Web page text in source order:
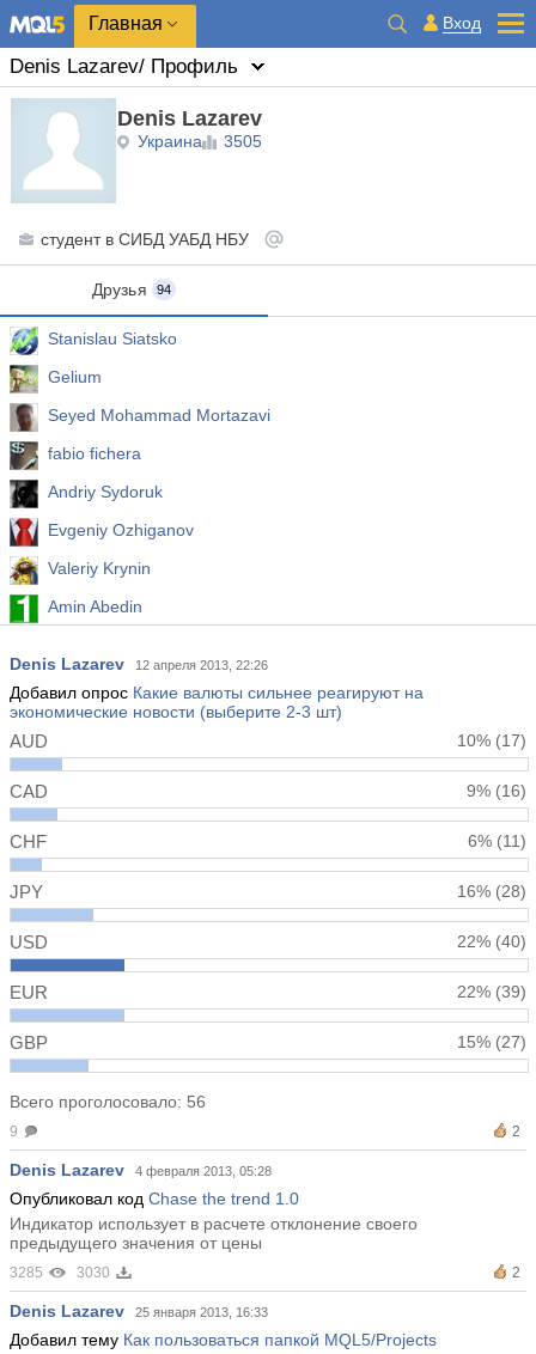
Главная Вход
Denis Lazarev/ Профиль
Denis Lazarev
Украина 3505
студент в СИБД УАБД НБУ
Друзья 94
Stanislau Siatsko
Gelium
Seyed Mohammad Mortazavi
fabio fichera
Andriy Sydoruk
Evgeniy Ozhiganov
Valeriy Krynin
Amin Abedin
Besarion Turmanauli
Denis Lazarev 12 апреля 2013, 22:26
Добавил опрос Какие валюты сильнее реагируют на
экономические новости (выберите 2-3 шт)
AUD 10% (17)
CAD 9% (16)
CHF 6% (11)
JPY 16% (28)
USD 22% (40)
EUR 22% (39)
GBP 15% (27)
Всего проголосовало: 56
2
9
Denis Lazarev 4 февраля 2013, 05:28
Опубликовал код Chase the trend 1.0
Индикатор использует в расчете отклонение своего
предыдущего значения от цены
2
3285 3030
Denis Lazarev 25 января 2013, 16:33
Добавил тему Как пользоваться папкой MQL5/Projects